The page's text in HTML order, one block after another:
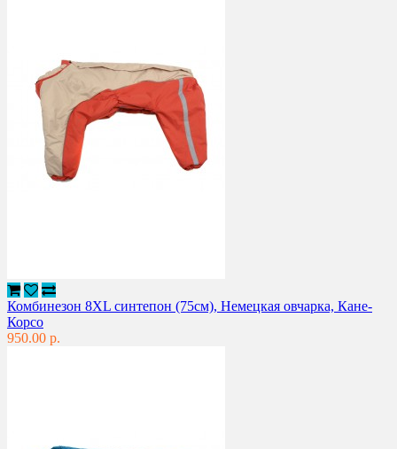
Комбинезон 8XL синтепон (75см), Немецкая овчарка, Кане-
Корсо
950.00 р.